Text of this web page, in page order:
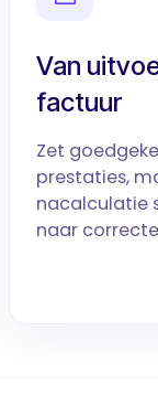
Van
factuur
Zet
prestaties,
nacalculatie
naar